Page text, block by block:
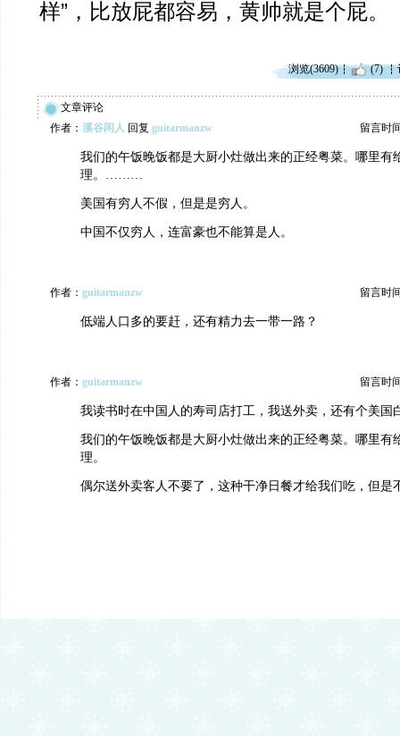
样”，比放屁都容易，黄帅就是个屁。
浏览(3609) (7)
文章评论
作者： 溪谷闲人 回复 guitarmanzw 留言时
我们的午饭晚饭都是大厨小灶做出来的正经粤菜。哪里有
理。………
美国有穷人不假，但是是穷人。
中国不仅穷人，连富豪也不能算是人。
作者： guitarmanzw 留言时
低端人口多的要赶，还有精力去一带一路？
作者： guitarmanzw 留言时
我读书时在中国人的寿司店打工，我送外卖，还有个美国
我们的午饭晚饭都是大厨小灶做出来的正经粤菜。哪里有
理。
偶尔送外卖客人不要了，这种干净日餐才给我们吃，但是